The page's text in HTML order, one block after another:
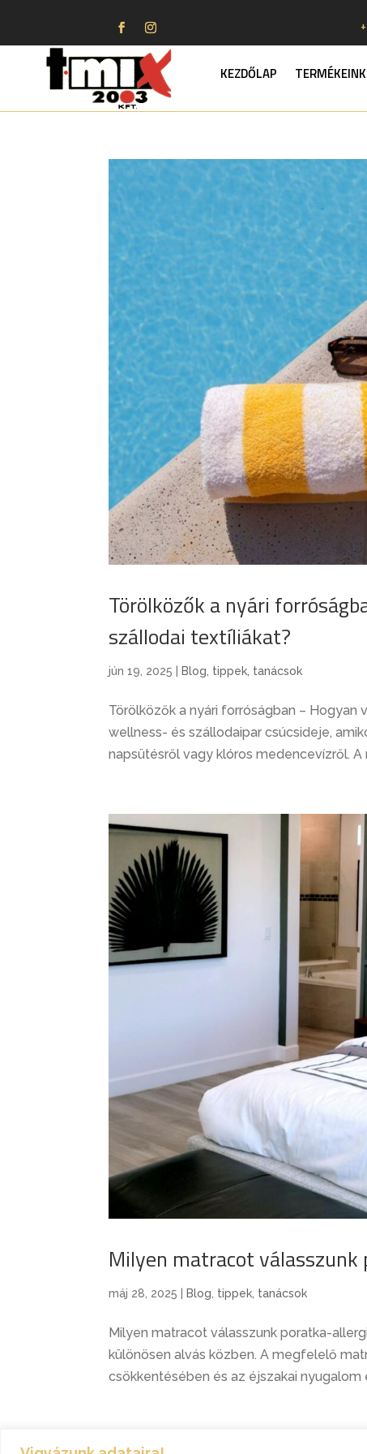
KEZDŐLAP TERMÉKEINK
Törölközők a nyári
szállodai textíliákat?
jún 19, 2025 |Blog tippek, tanácsok
Törölközők a nyári forróságban – Hogyan
wellness- és szállodaipar csúcsideje,
napsütésről vagy klóros medencevízről. A
Milyen matracot
máj 28, 2025 |Blog tippek, tanácsok
Milyen matracot válasszunk poratka-
különösen alvás közben. A megfelelő
csökkentésében és az éjszakai